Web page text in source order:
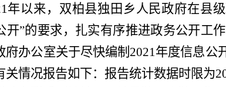
年以来，双柏县独田乡人民政府在县
开”的要求，扎实有序推进政务公开工
府办公室关于尽快编制 2021年度信息公
关情况报告如下：报告统计数据时限为